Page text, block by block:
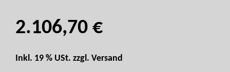
2.106,70 €
Inkl. 19 % USt. zzgl. Versand